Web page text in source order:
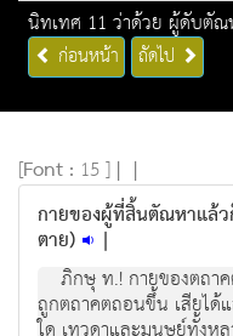
นิทเทศ 11 ว่าด้วย ผู้ดับตัณ
ก่อนหน้า ถัดไป
[Font : 15 ] | |
กายของผู้ที่สิ้นตัณหาแล้
ตาย) |
ภิกษุ ท.! กายของตถา
ถูกตถาคตถอนขึ้น เสียได้